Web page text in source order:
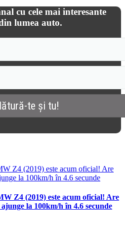
cu cele mai interesante
lumea auto.
Z4 (2019) este acum oficial! Are
la 100km/h în 4.6 secunde